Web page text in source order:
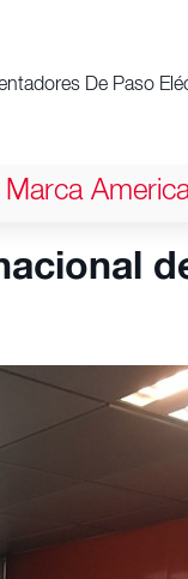
De Paso
Marca